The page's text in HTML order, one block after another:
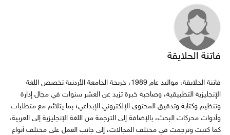
فاتنة الحلايقة
فاتنة الحلايقة، مواليد عام 1989، خريجة الجامعة الأردنية تخصص اللغة
الإنجليزية التطبيقية، وصاحبة خبرة تزيد عن العشر سنوات في مجال إدارة
وتنظيم وكتابة وتدقيق المحتوى الإلكتروني الإبداعي؛ بما يتلائم مع متطلبات
وأدوات محركات البحث، بالإضافة إلى الترجمة من اللغة الإنجليزية إلى العربية،
كما كتبت وترجمت في مختلف المجالات، إلى جانب العمل على مختلف أنواع